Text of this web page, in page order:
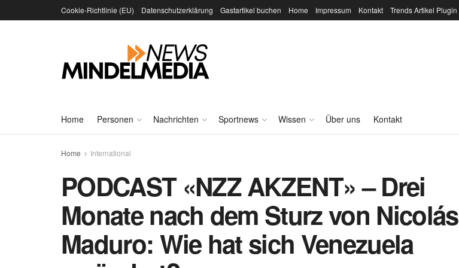
Cookie-Richtlinie (EU) Datenschutzerklärung Gastartikel buchen Home Impressum Kontakt Trends Artikel Plugin
Home Personen Nachrichten Sportnews Wissen Über uns Kontakt
Home International
PODCAST «NZZ AKZENT» – Drei
Monate nach dem Sturz von Nicolás
Maduro: Wie hat sich Venezuela